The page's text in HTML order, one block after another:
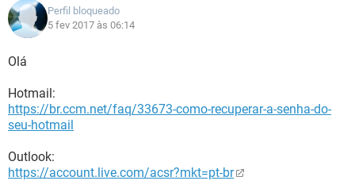
Perfil bloqueado
5 fev 2017 às 06:14
Olá
Hotmail:
https://br.ccm.net/faq/33673-como-recuperar-a-senha-do-
seu-hotmail
Outlook:
https://account.live.com/acsr?mkt=pt-br